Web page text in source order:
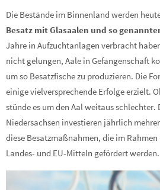
Die Bestände im Binnenland werden
Besatz mit Glasaalen und so
Jahre in Aufzuchtanlagen verbracht
nicht gelungen, Aale in Gefangenschaft
um so Besatzfische zu produzieren. Die
einige vielversprechende Erfolge erzielt.
stünde es um den Aal weitaus schlechter.
Niedersachsen investieren jährlich
diese Besatzmaßnahmen, die im Rahmen
Landes- und EU-Mitteln gefördert werden.